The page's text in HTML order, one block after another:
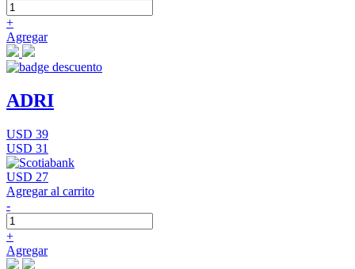
+
Agregar
ADRI
USD 39
USD 31
USD 27
Agregar al carrito
-
+
Agregar